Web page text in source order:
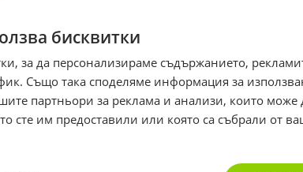
бисквитки
за да персонализираме съдържанието,
Също така споделяме информация за
партньори за реклама и анализи, които
сте им предоставили или която са събрали от